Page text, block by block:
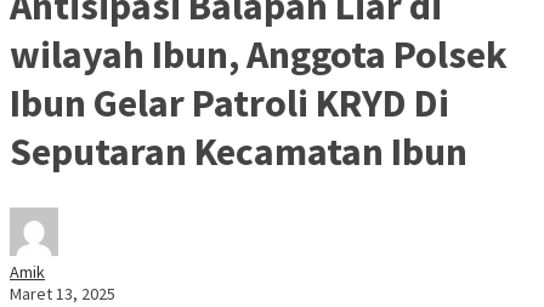
wilayah Ibun, Anggota Polsek
Ibun Gelar Patroli KRYD Di
Seputaran Kecamatan Ibun
Amik
Maret 13, 2025